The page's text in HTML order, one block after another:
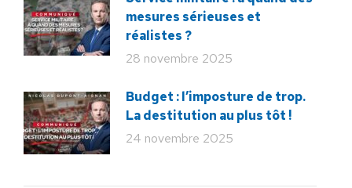
mesures sérieuses et
réalistes ?
28 novembre 2025
Budget : l’imposture de trop.
La destitution au plus tôt !
24 novembre 2025